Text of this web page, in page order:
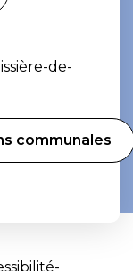
de-
communales